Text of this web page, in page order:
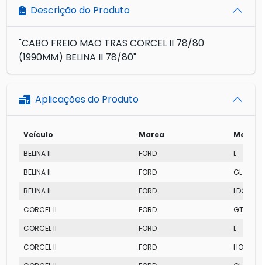
Descrição do Produto
"CABO FREIO MAO TRAS CORCEL II 78/80
(1990MM) BELINA II 78/80"
Aplicações do Produto
Veículo Marca
BELINA II
FORD
L
BELINA II
FORD
GL
BELINA II
FORD
LDO
CORCEL II
FORD
GT
CORCEL II
FORD
L
CORCEL II
FORD
HOBBY